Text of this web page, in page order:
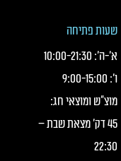
שעות פתיחה
א׳-ה׳:
10:00-21:30
ו׳:
9:00-15:00
מוצ"ש ומוצאי חג:
45 דק' מצאת שבת –
22:30